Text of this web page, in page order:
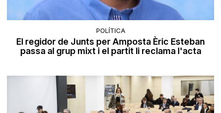
POLÍTICA
El regidor de Junts per Amposta Èric Esteban
passa al grup mixt i el partit li reclama l'acta